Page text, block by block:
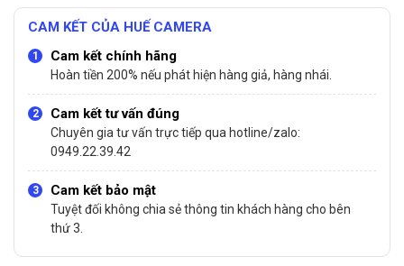
CAM KẾT CỦA HUẾ CAMERA
Cam kết chính hãng
Hoàn tiền 200% nếu phát hiện hàng giả, hàng nhái.
Cam kết tư vấn đúng
Chuyên gia tư vấn trực tiếp qua hotline/zalo:
0949.22.39.42
Cam kết bảo mật
Tuyệt đối không chia sẻ thông tin khách hàng cho bên
thứ 3.